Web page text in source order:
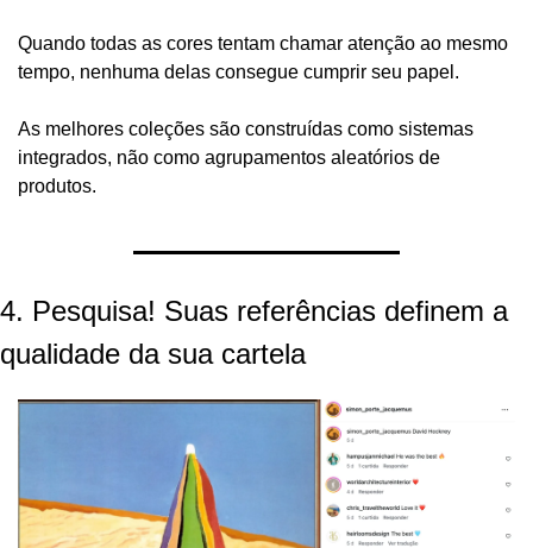
Quando todas as cores tentam chamar atenção ao mesmo
tempo, nenhuma delas consegue cumprir seu papel.
As melhores coleções são construídas como sistemas
integrados, não como agrupamentos aleatórios de
produtos.
4. Pesquisa! Suas referências definem a
qualidade da sua cartela